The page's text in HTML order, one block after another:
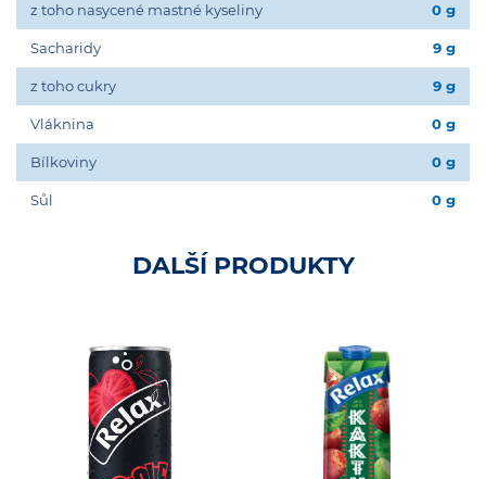
z toho nasycené mastné kyseliny 0 g
Sacharidy 9 g
z toho cukry 9 g
Vláknina 0 g
Bílkoviny 0 g
Sůl 0 g
DALŠÍ PRODUKTY